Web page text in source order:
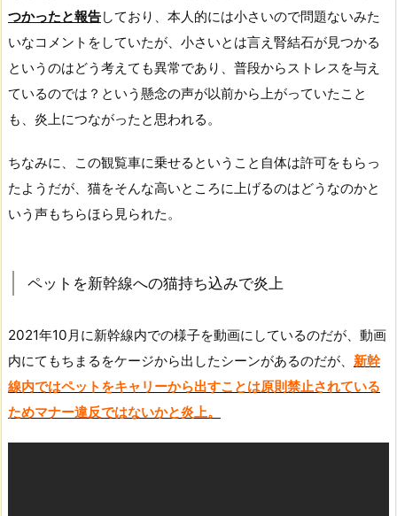
つかったと報告しており、本人的には小さいので問題ないみた
いなコメントをしていたが、小さいとは言え腎結石が見つかる
というのはどう考えても異常であり、普段からストレスを与え
ているのでは？という懸念の声が以前から上がっていたこと
も、炎上につながったと思われる。
ちなみに、この観覧車に乗せるということ自体は許可をもらっ
たようだが、猫をそんな高いところに上げるのはどうなのかと
いう声もちらほら見られた。
ペットを新幹線への猫持ち込みで炎上
2021年10月に新幹線内での様子を動画にしているのだが、動画
内にてもちまるをケージから出したシーンがあるのだが、 新幹
線内ではペットをキャリーから出すことは原則禁止されている
ためマナー違反ではないかと炎上。